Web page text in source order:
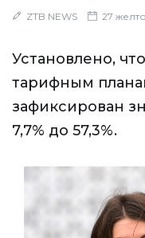
ZTB NEWS 27
Установлено,
тарифным
зафиксирован
7,7% до 57,3%.